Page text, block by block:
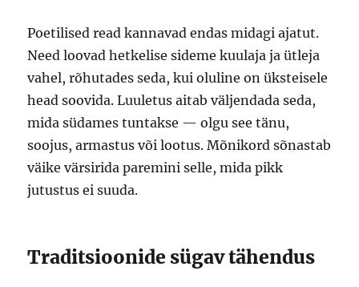
Poetilised read kannavad endas midagi ajatut.
Need loovad hetkelise sideme kuulaja ja ütleja
vahel, rõhutades seda, kui oluline on üksteisele
head soovida. Luuletus aitab väljendada seda,
mida südames tuntakse — olgu see tänu,
soojus, armastus või lootus. Mõnikord sõnastab
väike värsirida paremini selle, mida pikk
jutustus ei suuda.
Traditsioonide sügav tähendus